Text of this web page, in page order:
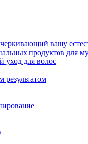
вашу
продуктов для
уход для волос
результатом